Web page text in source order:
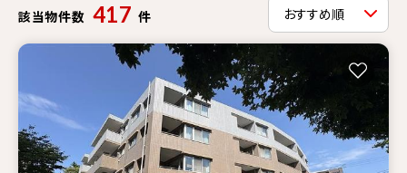
該当物件数 417 件